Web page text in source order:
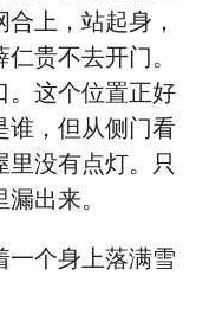
上，站起身，
贵不去开门。
。这个位置正好
谁，但从侧门看
没有点灯。只
出来。
一个身上落满雪